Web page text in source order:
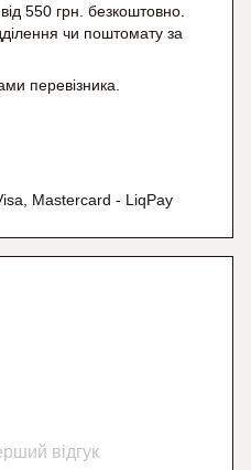
550 грн. безкоштовно.
чи поштомату за
перевізника.
Mastercard - LiqPay
відгук